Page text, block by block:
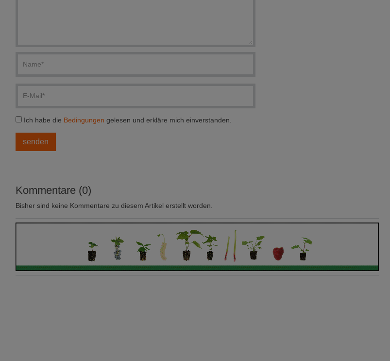
Ich habe die Bedingungen gelesen und erkläre mich einverstanden.
Kommentare (0)
Bisher sind keine Kommentare zu diesem Artikel erstellt worden.